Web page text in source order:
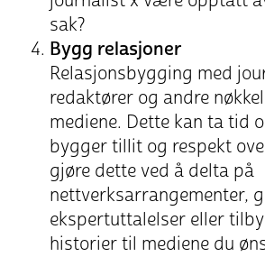
sak?
Bygg relasjoner
Relasjonsbygging med
redaktører og andre
mediene. Dette kan ta tid
bygger tillit og respekt
gjøre dette ved å delta på
nettverksarrangementer,
ekspertuttalelser eller
historier til mediene du